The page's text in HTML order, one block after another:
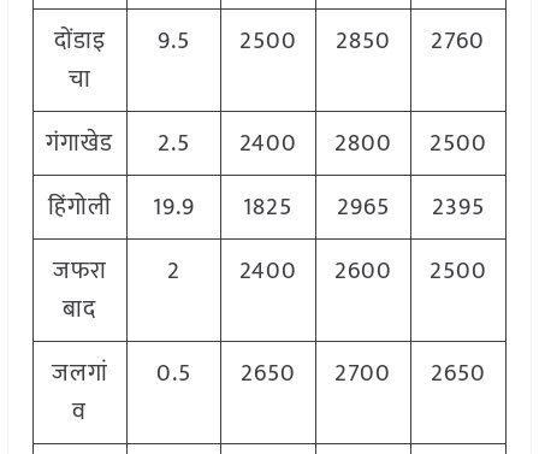
दोंडाइ
चा
9.5 2500 2850 2760
गंगाखेड 2.5 2400 2800
2500
हिंगोली
19.9 1825 2965
2395
जफरा
बाद
2 2400 2600 2500
जलगां
व
0.5 2650 2700 2650